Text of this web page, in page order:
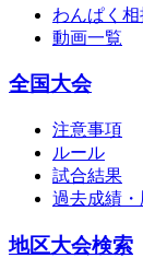
わんぱく
動画一覧
全国大会
注意事項
ルール
試合結果
過去成績・
地区大会検索